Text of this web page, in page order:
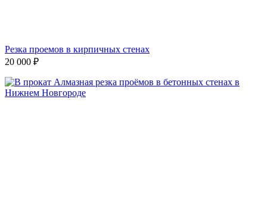
Резка проемов в кирпичных стенах
20 000 ₽